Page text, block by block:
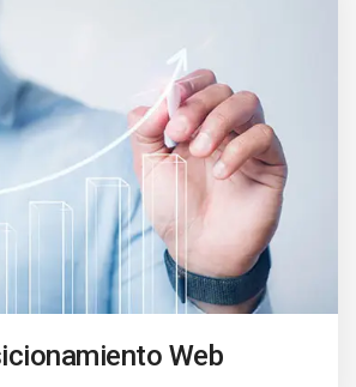
Web